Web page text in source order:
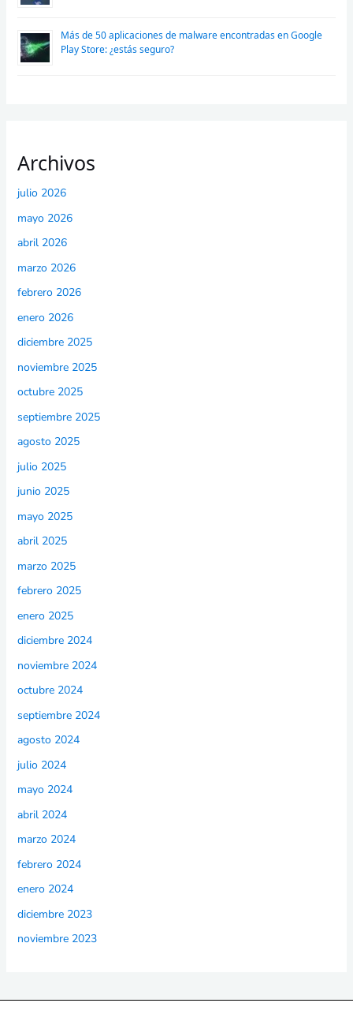
Más de 50 aplicaciones de malware encontradas en Google
Play Store: ¿estás seguro?
Archivos
julio 2026
mayo 2026
abril 2026
marzo 2026
febrero 2026
enero 2026
diciembre 2025
noviembre 2025
octubre 2025
septiembre 2025
agosto 2025
julio 2025
junio 2025
mayo 2025
abril 2025
marzo 2025
febrero 2025
enero 2025
diciembre 2024
noviembre 2024
octubre 2024
septiembre 2024
agosto 2024
julio 2024
mayo 2024
abril 2024
marzo 2024
febrero 2024
enero 2024
diciembre 2023
noviembre 2023